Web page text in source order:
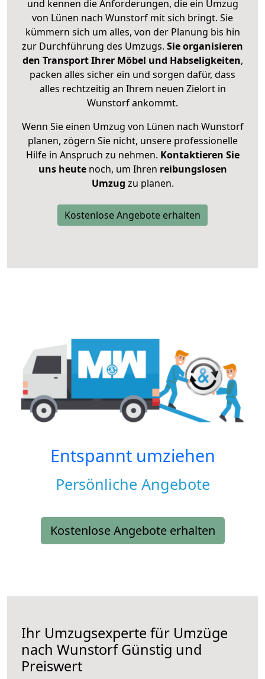
und kennen die Anforderungen, die ein Umzug
von Lünen nach Wunstorf mit sich bringt. Sie
kümmern sich um alles, von der Planung bis hin
zur Durchführung des Umzugs. Sie organisieren
den Transport Ihrer Möbel und Habseligkeiten,
packen alles sicher ein und sorgen dafür, dass
alles rechtzeitig an Ihrem neuen Zielort in
Wunstorf ankommt.
Wenn Sie einen Umzug von Lünen nach Wunstorf
planen, zögern Sie nicht, unsere professionelle
Hilfe in Anspruch zu nehmen. Kontaktieren Sie
uns heutenoch, um Ihren reibungslosen
Umzug zu planen.
Kostenlose Angebote erhalten
Entspannt umziehen
Persönliche Angebote
Kostenlose Angebote erhalten
Ihr Umzugsexperte für Umzüge
nach WunstorfGünstig und
Preiswert